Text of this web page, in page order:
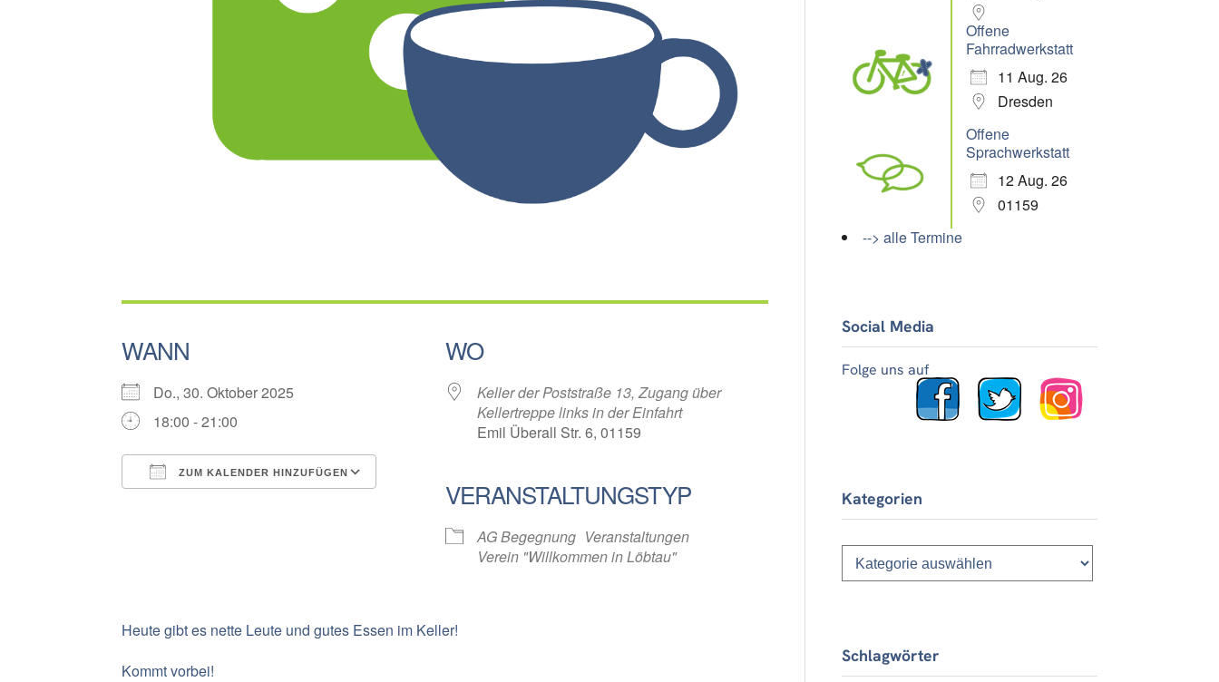
WANN
Do., 30. Oktober 2025
18:00 - 21:00
ZUM KALENDER HINZUFÜGEN
Google Kalender iCalendar Office 365
WO
Keller der Poststraße 13, Zugang über
Kellertreppe links in der Einfahrt
Emil Überall Str. 6, 01159
VERANSTALTUNGSTYP
AG Begegnung Veranstaltungen
Verein "Willkommen in Löbtau"
Heute gibt es nette Leute und gutes Essen im Keller!
Kommt vorbei!
Offene
Fahrradwerkstatt
11 Aug. 26
Dresden
Offene
Sprachwerkstatt
12 Aug. 26
01159
--> alle Termine
Social Media
Folge uns auf
Kategorien
Kategorien
Schlagwörter